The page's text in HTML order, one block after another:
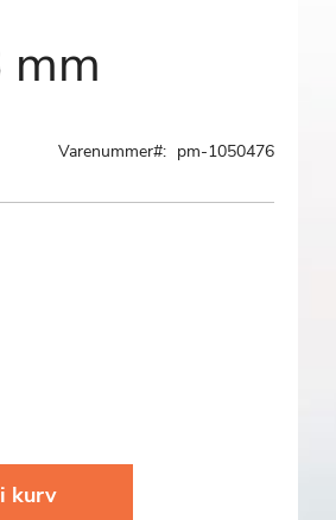
Varenummer pm-1050476
kurv